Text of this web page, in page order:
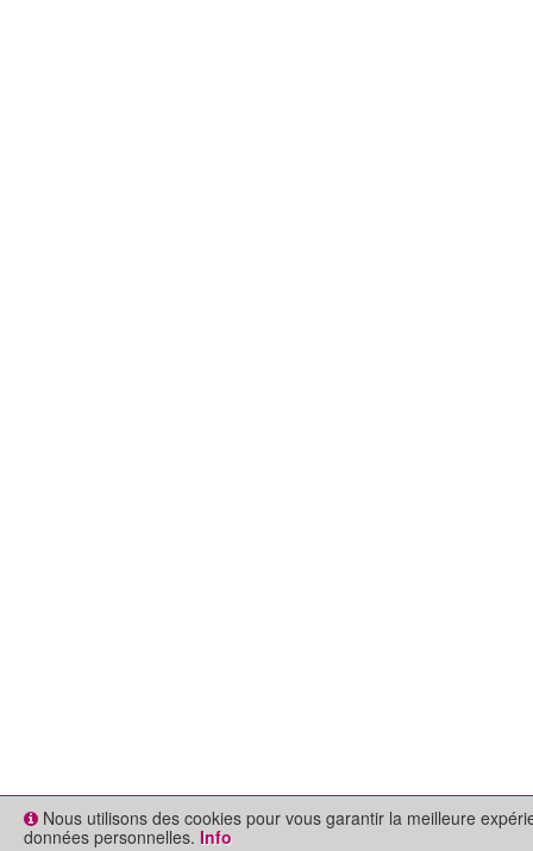
Nous utilisons des cookies pour vous garantir la meilleure
données personnelles. Info